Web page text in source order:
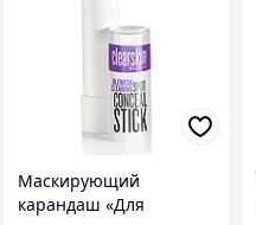
Маскирующий
карандаш «Для